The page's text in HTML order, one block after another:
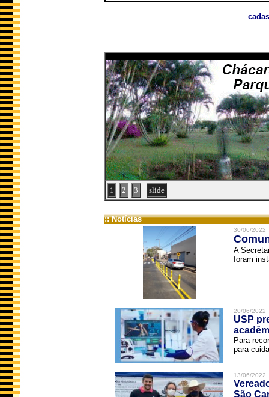
1 2 3 slide
:: Notícias
30/06/2022
A
foram
20/06/2022
USP
Para
para
13/06/2022
São